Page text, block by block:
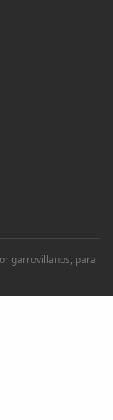
garrovillanos, para